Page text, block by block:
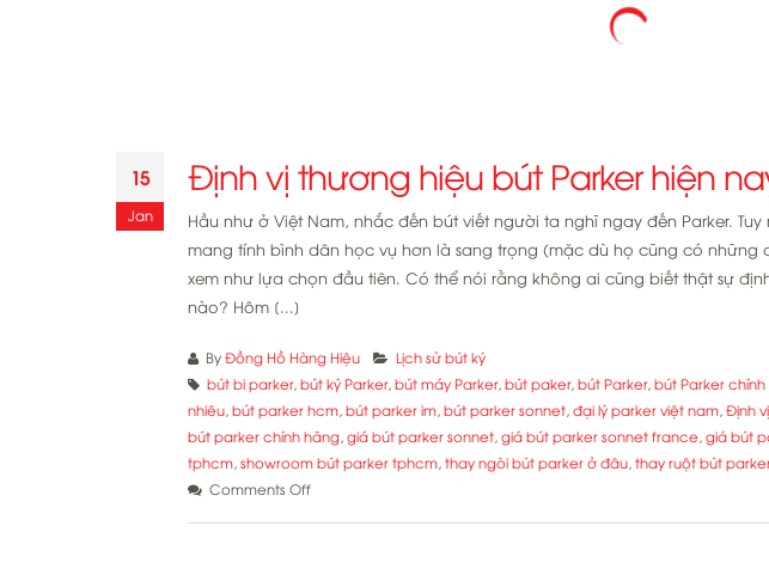
15
Jan
Định vị thương hiệu bút Parker hiện
Hầu như ở Việt Nam, nhắc đến bút viết người ta nghĩ ngay đến Parker.
mang tính bình dân học vụ hơn là sang trọng (mặc dù họ cũng có
xem như lựa chọn đầu tiên. Có thể nói rằng không ai cũng biết thật sự
nào? Hôm [...]
By Đồng Hồ Hàng Hiệu
Lịch sử bút ký
bút bi parker, bút ký Parker, bút máy Parker, bút paker, bút Parker, bút Parker
nhiêu bút parker hcm bút parker im bút parker sonnet đại lý parker việt nam Định
bút parker chính hãng giá bút parker sonnet giá bút parker sonnet france giá bút
tphcm showroom bút parker tphcm thay ngòi bút parker ở đâu thay ruột bút parker
Comments Offon